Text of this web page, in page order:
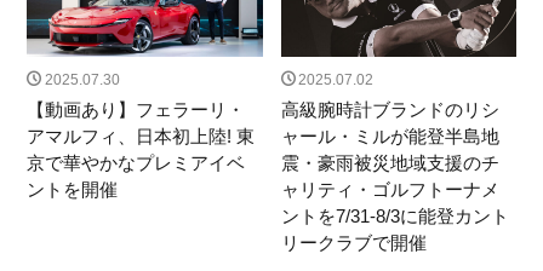
2025.07.30
【動画あり】フェラーリ・
アマルフィ、日本初上陸! 東
京で華やかなプレミアイベ
ントを開催
2025.07.02
高級腕時計ブランドのリシ
ャール・ミルが能登半島地
震・豪雨被災地域支援のチ
ャリティ・ゴルフトーナメ
ントを7/31-8/3に能登カント
リークラブで開催